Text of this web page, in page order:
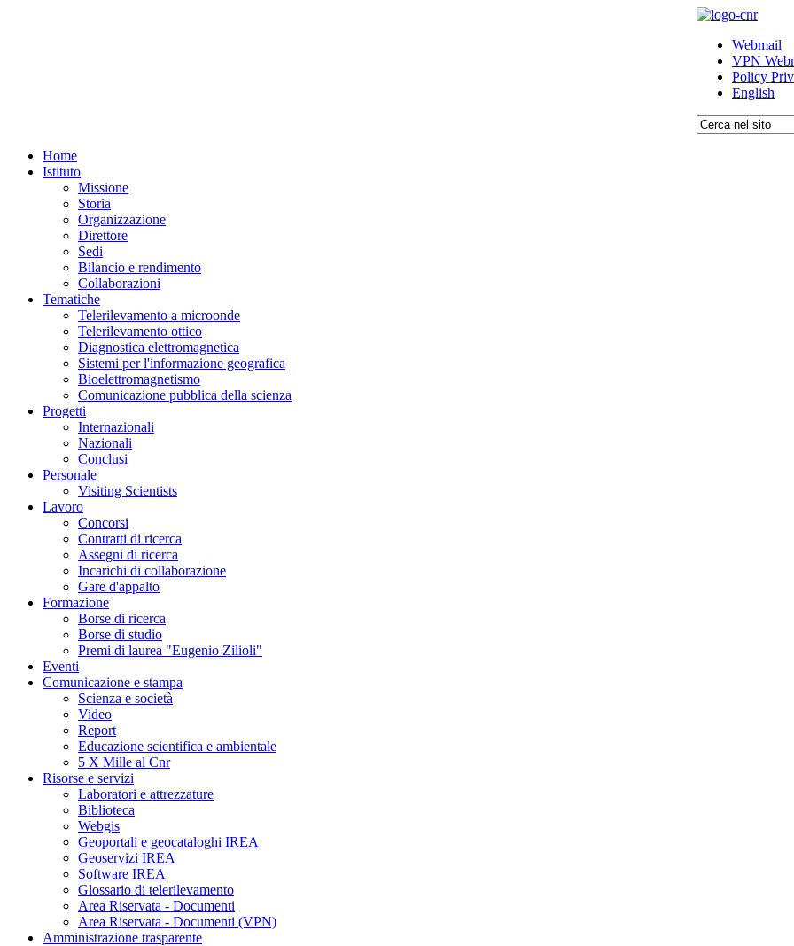
Webmail
VPN
Policy
English
Home
Istituto
Missione
Storia
Organizzazione
Direttore
Sedi
Bilancio e rendimento
Collaborazioni
Tematiche
Telerilevamento a microonde
Telerilevamento ottico
Diagnostica elettromagnetica
Sistemi per l'informazione geografica
Bioelettromagnetismo
Comunicazione pubblica della scienza
Progetti
Internazionali
Nazionali
Conclusi
Personale
Visiting Scientists
Lavoro
Concorsi
Contratti di ricerca
Assegni di ricerca
Incarichi di collaborazione
Gare d'appalto
Formazione
Borse di ricerca
Borse di studio
Premi di laurea "Eugenio Zilioli"
Eventi
Comunicazione e stampa
Scienza e società
Video
Report
Educazione scientifica e ambientale
5 X Mille al Cnr
Risorse e servizi
Laboratori e attrezzature
Biblioteca
Webgis
Geoportali e geocataloghi IREA
Geoservizi IREA
Software IREA
Glossario di telerilevamento
Area Riservata - Documenti
Area Riservata - Documenti (VPN)
Amministrazione trasparente